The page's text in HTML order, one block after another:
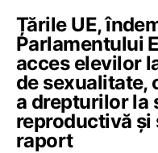
Țările UE,
Parlamentului
acces elevilor
de sexualitate,
a drepturilor la
reproductivă și
raport